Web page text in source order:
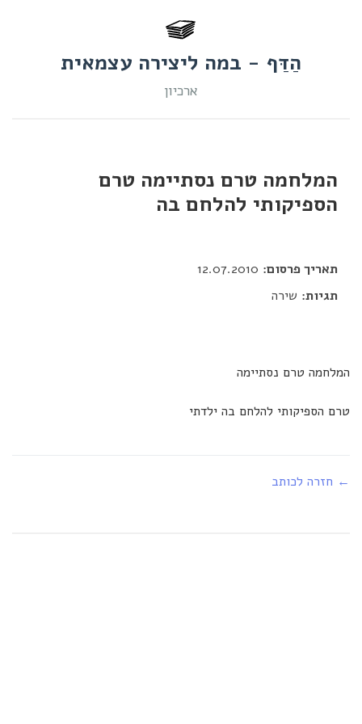
הַדַּף - במה ליצירה עצמאית
ארכיון
המלחמה טרם נסתיימה טרם
הספיקותי להלחם בה
תאריך פרסום:
תגיות: שירה
המלחמה טרם נסתיימה
טרם הספיקותי להלחם בה ילדתי
← חזרה לכותב